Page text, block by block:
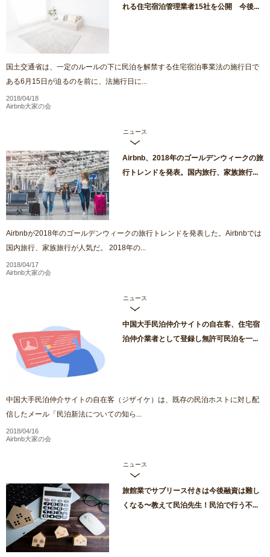
れる住宅宿泊管理業者15社を公開 今後...
国土交通省は、一定のルールの下に民泊を解禁する住宅宿泊事業法の施行日で
ある6月15日が迫るのを前に、法施行日に...
2018/04/18
Airbnb大家の会
ニュース
Airbnb、2018年のゴールデンウィークの旅
行トレンドを発表。国内旅行、家族旅行...
Airbnbが2018年のゴールデンウィークの旅行トレンドを発表した。Airbnbでは
国内旅行、家族旅行が人気だ。 2018年の...
2018/04/17
Airbnb大家の会
ニュース
中国大手民泊仲介サイトの自在客、住宅宿
泊仲介業者として登録し無許可民泊を一...
中国大手民泊仲介サイトの自在客（ジザイケ）は、既存の民泊ホストに対し配
信したメール「民泊新法についての知ら...
2018/04/16
Airbnb大家の会
ニュース
旅館業でサブリース付きは今後融資は難し
くなる〜教えて民泊先生！民泊で行う不...